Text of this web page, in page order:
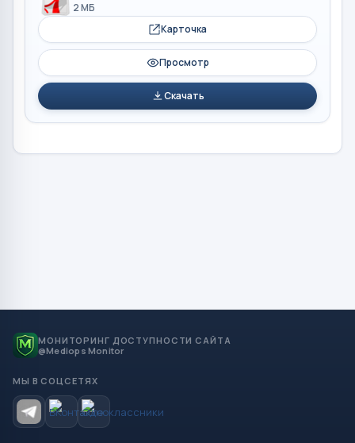
2 МБ
Карточка
Просмотр
Скачать
МОНИТОРИНГ ДОСТУПНОСТИ САЙТА
@Mediops Monitor
МЫ В СОЦСЕТЯХ